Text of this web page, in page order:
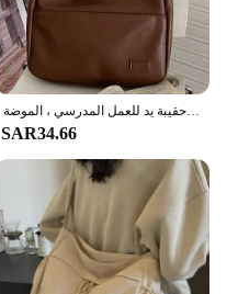
حقيبة هوبو بسيطة من الجلد الصناعي للنساء ، حقيبة كتف صلبة ، حقيبة بسعة كبيرة ، حقيبة إبطين ، حقيبة يد للعمل المدرسي ، الموضة ،
SAR34.66